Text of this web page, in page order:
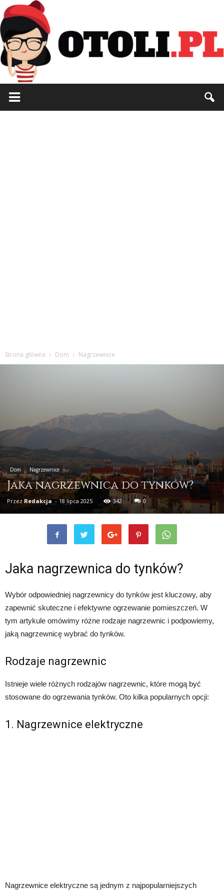
Strona główna Dom Nagrzewnice
Dom Nagrzewnice
Jaka nagrzewnica do tynków?
Przez Redakcja - 18 lipca 2025 342 0
Jaka nagrzewnica do tynków?
Wybór odpowiedniej nagrzewnicy do tynków jest kluczowy, aby
zapewnić skuteczne i efektywne ogrzewanie pomieszczeń. W
tym artykule omówimy różne rodzaje nagrzewnic i podpowiemy,
jaką nagrzewnicę wybrać do tynków.
Rodzaje nagrzewnic
Istnieje wiele różnych rodzajów nagrzewnic, które mogą być
stosowane do ogrzewania tynków. Oto kilka popularnych opcji:
1. Nagrzewnice elektryczne
Nagrzewnice elektryczne są jednym z najpopularniejszych